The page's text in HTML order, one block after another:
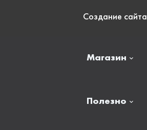
Магазин
Полезно
Создание сайта